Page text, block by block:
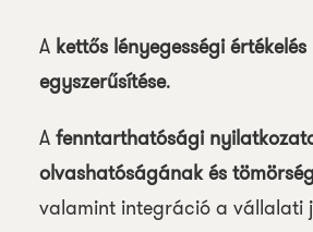
A kettős lényegességi
egyszerűsítése.
Afenntarthatósági
olvashatóságának és
valamint integráció a vállalati